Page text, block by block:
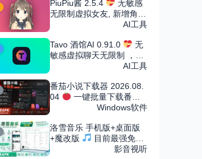
PiuPiu酱 2.5.4
无敏感
无限制虚拟女友, 新增角色
AI工具
Tavo 酒馆AI 0.91.0
无
敏感虚拟聊天无限制 ，可
AI工具
番茄小说下载器 2026.08.
04
一键批量下载番茄
Windows软件
洛雪音乐 手机版+桌面版
+魔改版
目前最强免费
音乐软件，支持无损下载
影音视听